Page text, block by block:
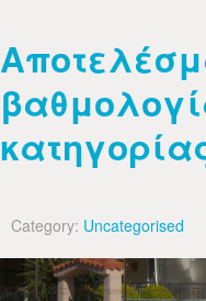
Category: Uncategorised